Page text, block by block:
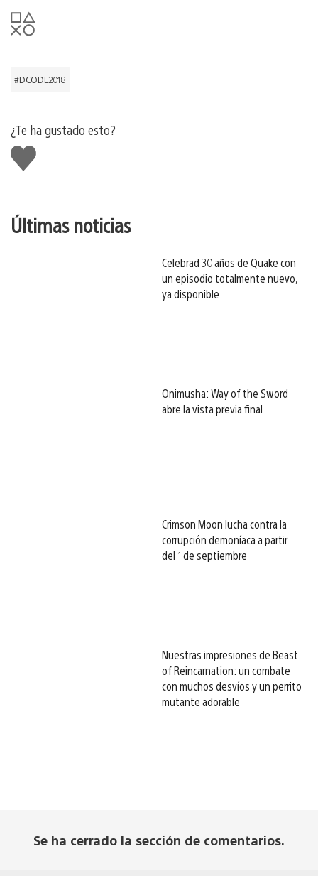
#DCODE2018
¿Te ha gustado esto?
Me
gusta
Últimas noticias
Celebrad 30 años de Quake con
un episodio totalmente nuevo,
ya disponible
Onimusha: Way of the Sword
abre la vista previa final
Crimson Moon lucha contra la
corrupción demoníaca a partir
del 1 de septiembre
Nuestras impresiones de Beast
of Reincarnation: un combate
con muchos desvíos y un perrito
mutante adorable
Se ha cerrado la sección de comentarios.